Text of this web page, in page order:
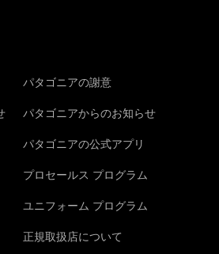
パタゴニアの謝意
パタゴニアからのお知らせ
パタゴニアの公式アプリ
プロセールス プログラム
ユニフォーム プログラム
正規取扱店について